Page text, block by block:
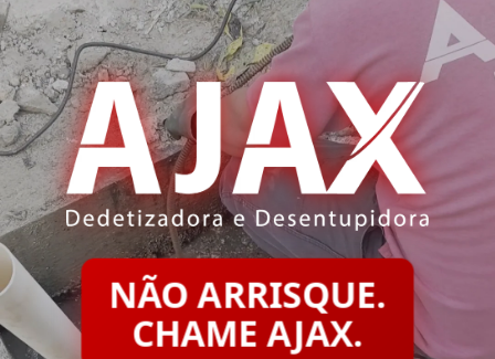
NÃO ARRISQUE.
CHAME AJAX.